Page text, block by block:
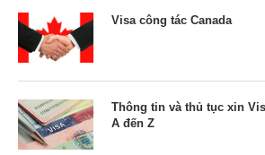
Visa công tác Canada
Thông tin và thủ tục xin
A đến Z